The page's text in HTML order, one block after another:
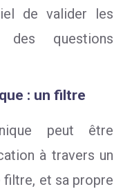
de valider les
des questions
: un filtre
peut être
à travers un
filtre, et sa propre